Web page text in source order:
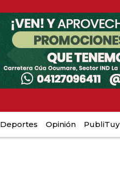
Deportes Opinión PubliTuy